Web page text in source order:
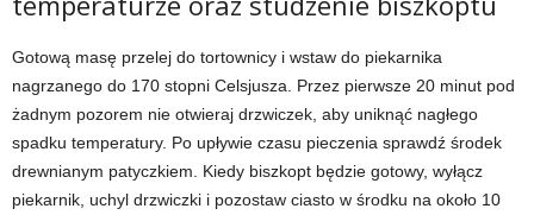
Gotową masę przelej do tortownicy i wstaw do piekarnika
nagrzanego do 170 stopni Celsjusza. Przez pierwsze 20 minut pod
żadnym pozorem nie otwieraj drzwiczek, aby uniknąć nagłego
spadku temperatury. Po upływie czasu pieczenia sprawdź środek
drewnianym patyczkiem. Kiedy biszkopt będzie gotowy, wyłącz
piekarnik, uchyl drzwiczki i pozostaw ciasto w środku na około 10